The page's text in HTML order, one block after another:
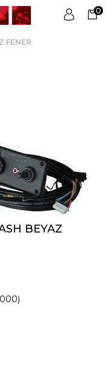
0
FENER
BEYAZ